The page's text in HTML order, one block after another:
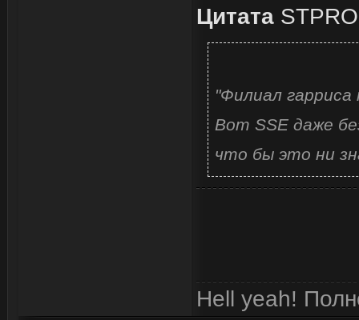
Цитата
"Филиал гарриса
Вот SSE даже
что бы это ни
Hell yeah!